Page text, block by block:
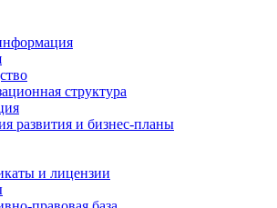
структура
развития и бизнес-планы
и лицензии